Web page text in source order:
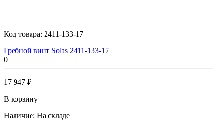
Код товара: 2411-133-17
Гребной винт Solas 2411-133-17
0
17 947 ₽
В корзину
Наличие: На складе